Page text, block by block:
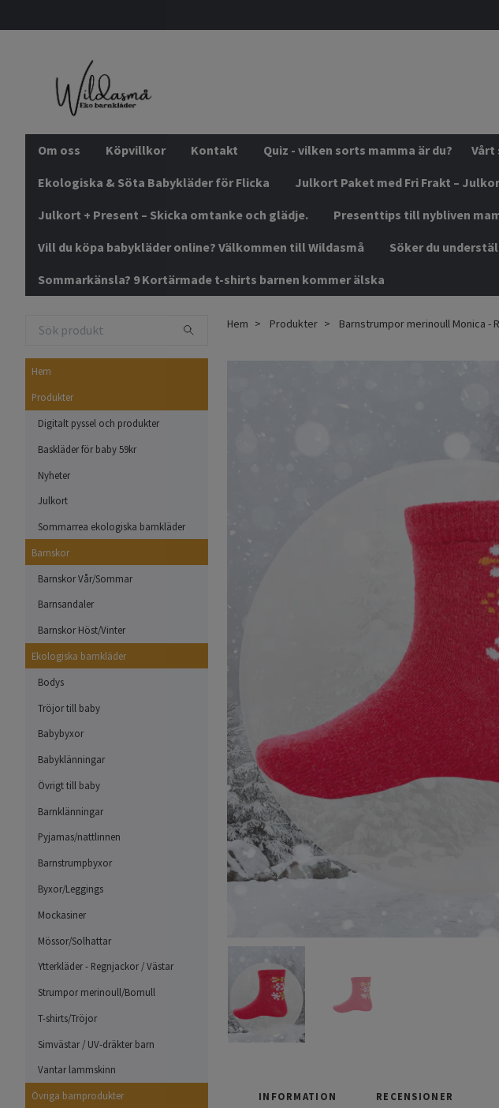
Om oss Köpvillkor Kontakt Quiz - vilken sorts mamma är du? Vårt
Ekologiska & Söta Babykläder för Flicka Julkort Paket med Fri Frakt –
Julkort + Present – Skicka omtanke och glädje. Presenttips till nybliven
Vill du köpa babykläder online? Välkommen till Wildasmå Söker du
Sommarkänsla? 9 Kortärmade t-shirts barnen kommer älska
Hem
Produkter
Digitalt pyssel och produkter
Baskläder för baby 59kr
Nyheter
Julkort
Sommarrea ekologiska barnkläder
Barnskor
Barnskor Vår/Sommar
Barnsandaler
Barnskor Höst/Vinter
Ekologiska barnkläder
Bodys
Tröjor till baby
Babybyxor
Babyklänningar
Övrigt till baby
Barnklänningar
Pyjamas/nattlinnen
Barnstrumpbyxor
Byxor/Leggings
Mockasiner
Mössor/Solhattar
Ytterkläder - Regnjackor / Västar
Strumpor merinoull/Bomull
T-shirts/Tröjor
Simvästar / UV-dräkter barn
Vantar lammskinn
Övriga barnprodukter
Hem Produkter Barnstrumpor merinoull Monica -
INFORMATION RECENSIONER